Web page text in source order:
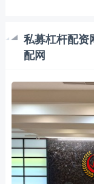
私募杠杆配资
配网